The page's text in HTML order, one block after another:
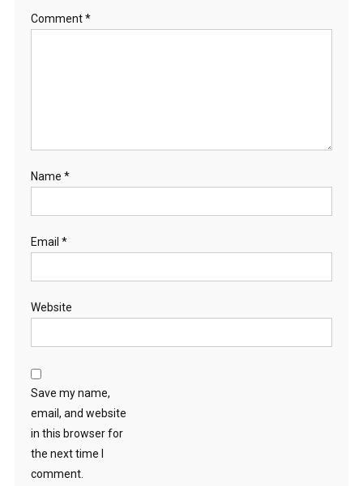
Comment*
Name *
Email *
Website
Save my name,
email, and website
in this browser for
the next time I
comment.